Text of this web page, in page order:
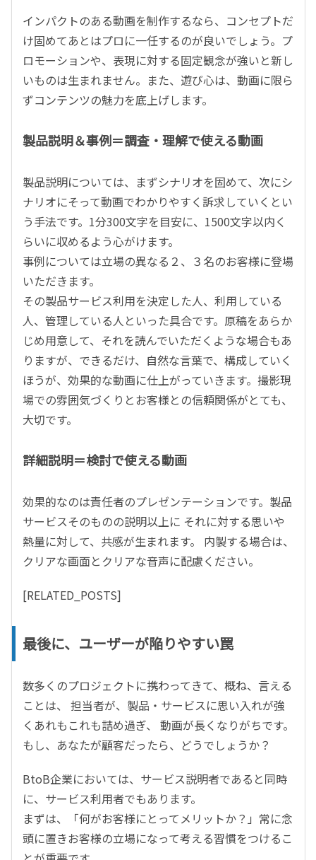
インパクトのある動画を制作するなら、コンセプトだ
け固めてあとはプロに一任するのが良いでしょう。プ
ロモーションや、表現に対する固定観念が強いと新し
いものは生まれません。また、遊び心は、動画に限ら
ずコンテンツの魅力を底上げします。
製品説明＆事例＝調査・理解で使える動画
製品説明については、まずシナリオを固めて、次にシ
ナリオにそって動画でわかりやすく訴求していくとい
う手法です。1分300文字を目安に、1500文字以内く
らいに収めるよう心がけます。
事例については立場の異なる２、３名のお客様に登場
いただきます。
その製品サービス利用を決定した人、利用している
人、管理している人といった具合です。原稿をあらか
じめ用意して、それを読んでいただくような場合もあ
りますが、できるだけ、自然な言葉で、構成していく
ほうが、効果的な動画に仕上がっていきます。撮影現
場での雰囲気づくりとお客様との信頼関係がとても、
大切です。
詳細説明＝検討で使える動画
効果的なのは責任者のプレゼンテーションです。製品
サービスそのものの説明以上に それに対する思いや
熱量に対して、共感が生まれます。 内製する場合は、
クリアな画面とクリアな音声に配慮ください。
[RELATED_POSTS]
最後に、ユーザーが陥りやすい罠
数多くのプロジェクトに携わってきて、概ね、言える
ことは、 担当者が、製品・サービスに思い入れが強
くあれもこれも詰め過ぎ、 動画が長くなりがちです。
もし、あなたが顧客だったら、どうでしょうか？
BtoB企業においては、サービス説明者であると同時
に、サービス利用者でもあります。
まずは、「何がお客様にとってメリットか？」常に念
頭に置きお客様の立場になって考える習慣をつけるこ